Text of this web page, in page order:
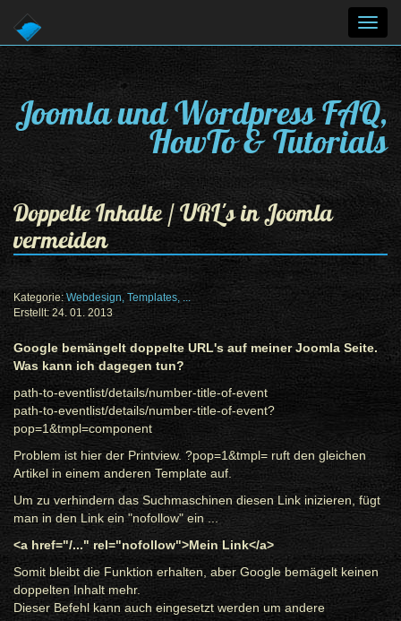
Joomla und Wordpress FAQ,
HowTo & Tutorials
Doppelte Inhalte / URL's in Joomla
vermeiden
Kategorie:Webdesign, Templates, ...
Erstellt: 24. 01. 2013
Google bemängelt doppelte URL's auf meiner Joomla Seite.
Was kann ich dagegen tun?
path-to-eventlist/details/number-title-of-event
path-to-eventlist/details/number-title-of-event?
pop=1&tmpl=component
Problem ist hier der Printview. ?pop=1&tmpl= ruft den gleichen
Artikel in einem anderen Template auf.
Um zu verhindern das Suchmaschinen diesen Link inizieren, fügt
man in den Link ein "nofollow" ein ...
<a href="/..." rel="nofollow">Mein Link</a>
Somit bleibt die Funktion erhalten, aber Google bemägelt keinen
doppelten Inhalt mehr.
Dieser Befehl kann auch eingesetzt werden um andere